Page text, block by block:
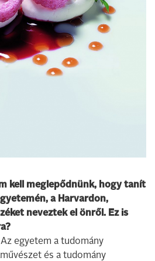
kell meglepődnünk, hogy tanít
a Harvardon,
neveztek el önről. Ez is
egyetem a tudomány
és a tudomány